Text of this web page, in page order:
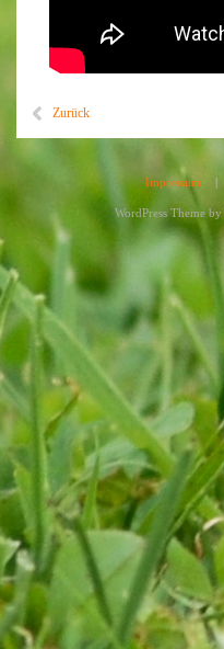
Zurück
Impressum
WordPress Theme by